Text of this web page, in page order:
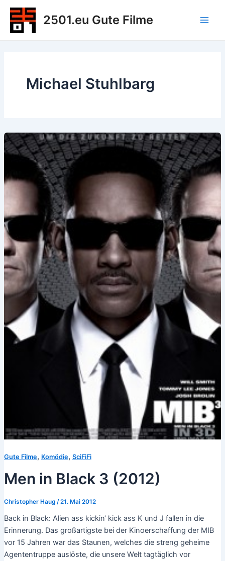
Zum
Inhalt
springen
2501.eu Gute Filme
Michael Stuhlbarg
Gute Filme, Komödie, SciFiFi
Men in Black 3 (2012)
Christopher Haug /21. Mai 2012
Back in Black: Alien ass kickin‘ kick ass K und J fallen in die
Erinnerung. Das großartigste bei der Kinoerschaffung der MIB
vor 15 Jahren war das Staunen, welches die streng geheime
Agententruppe auslöste, die unsere Welt tagtäglich vor